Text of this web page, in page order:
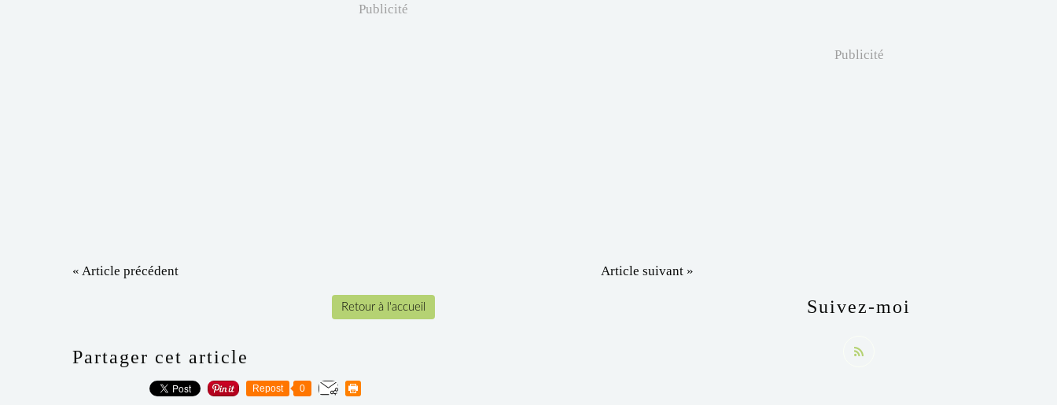
Publicité
« Article précédent Article suivant »
Retour à l'accueil
Partager cet article
Repost 0
Suivez-moi
Publicité